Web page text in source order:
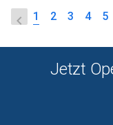
1 2 3 4 5
Jetzt